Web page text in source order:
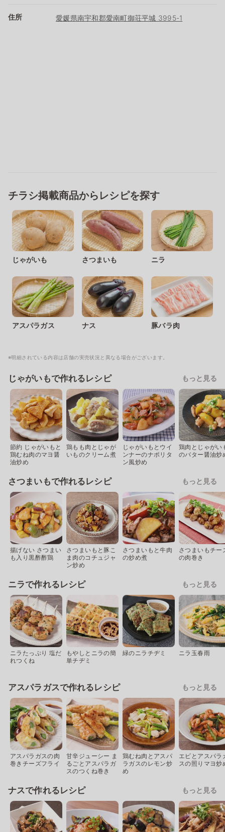
住所 愛媛県南宇和郡愛南町御荘平城 3995-1
チラシ掲載商品からレシピを探す
じゃがいも さつまいも ニラ
アスパラガス ナス 豚バラ肉
※明細されている内容は店舗の実売状況と異なる場合がございます。
じゃがいもで作れるレシピ もっと見る
節約 じゃがいもと
鶏むね肉のマヨ醤
油炒め
鶏もも肉とじゃが
いものクリーム煮
じゃがいもとウイ
ンナーのナポリタ
ン風炒め
鶏肉とじゃがい
のバター醤油炒
さつまいもで作れるレシピ もっと見る
揚げない さつまい
も入り黒酢酢鶏
さつまいもと豚こ
ま肉のコチュジャ
ン炒め
さつまいもと牛肉
の炒め煮
さつまいもチー
の肉巻き
ニラで作れるレシピ もっと見る
ニラたっぷり 塩だ
れつくね
もやしとニラの簡
単チヂミ
緑のニラチヂミ ニラ玉春雨
アスパラガスで作れるレシピ もっと見る
アスパラガスの肉
巻きチーズフライ
甘辛ジューシー ま
るごとアスパラガ
スのつくね巻き
鶏むね肉とアスパ
ラガスのレモン炒
め
エビとアスパラ
スの照りマヨ炒
ナスで作れるレシピ もっと見る